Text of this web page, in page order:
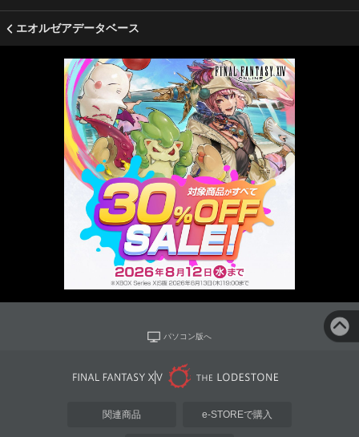
エオルゼアデータベース
パソコン版へ
関連商品 e-STOREで購入